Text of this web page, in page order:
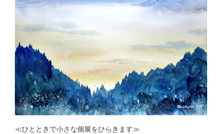
≪ひとときで小さな個展をひらきます≫